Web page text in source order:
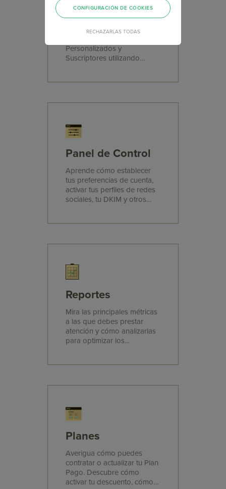
API
Explora cómo administrar
Personalizados y
Suscriptores utilizando
Panel de Control
Aprende cómo establecer
tus preferencias de cuenta,
activar tus perfiles de redes
sociales, tu DKIM y otros
Reportes
Mira las principales métricas
a las que debes prestar
atención y cómo analizarlas
para optimizar los
Planes
Averigua cómo puedes
contratar o actualizar tu Plan
Pago. Descubre cómo
activar tu descuento, cómo
RECHAZARLAS TODAS
CONFIGURACIÓN DE COOKIES